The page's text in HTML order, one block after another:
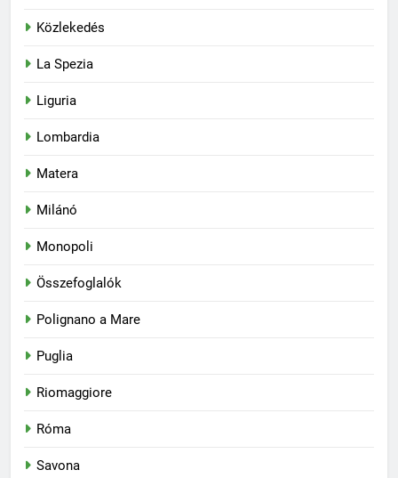
Közlekedés
La Spezia
Liguria
Lombardia
Matera
Milánó
Monopoli
Összefoglalók
Polignano a Mare
Puglia
Riomaggiore
Róma
Savona